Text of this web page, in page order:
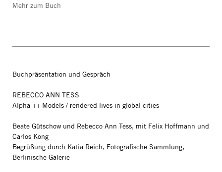
Mehr zum Buch
Buchpräsentation und Gespräch
REBECCO ANN TESS
Alpha ++ Models / rendered lives in global cities
Beate Gütschow und Rebecco Ann Tess, mit Felix Hoffmann und
Carlos Kong
Begrüßung durch Katia Reich, Fotografische Sammlung,
Berlinische Galerie